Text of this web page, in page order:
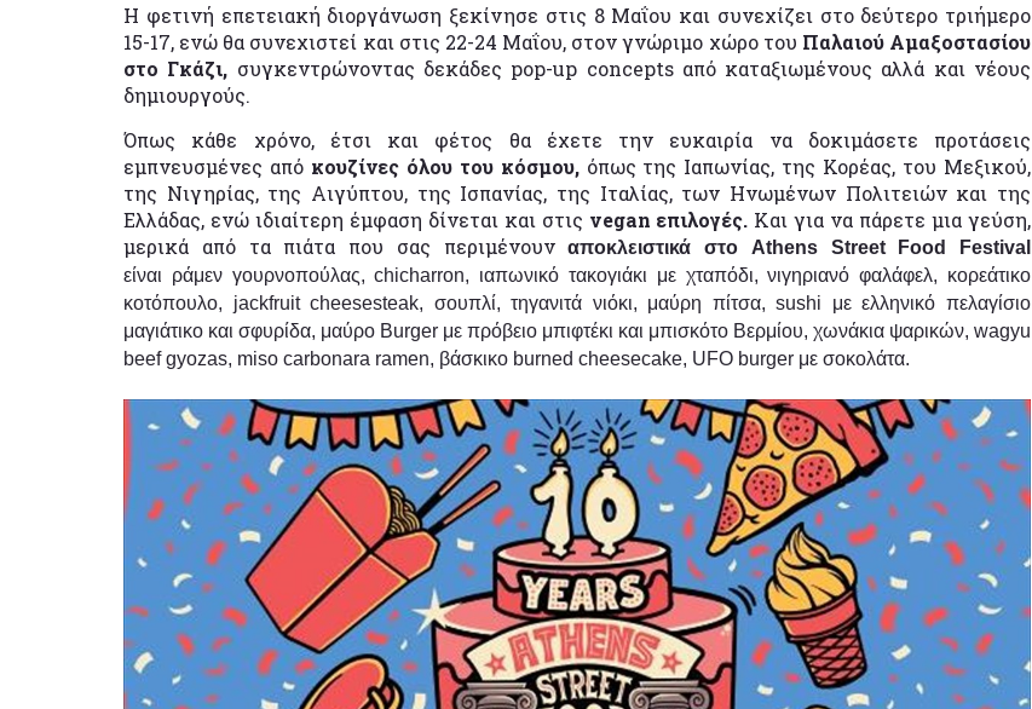
Η φετινή επετειακή διοργάνωση ξεκίνησε στις 8 Μαΐου και συνεχίζει στο δεύτερο τριήμερο
15-17, ενώ θα συνεχιστεί και στις 22-24 Μαΐου, στον γνώριμο χώρο του Παλαιού Αμαξοστασίου
στο Γκάζι, συγκεντρώνοντας δεκάδες pop-up concepts από καταξιωμένους αλλά και νέους
δημιουργούς.
Όπως κάθε χρόνο, έτσι και φέτος θα έχετε την ευκαιρία να δοκιμάσετε προτάσεις
εμπνευσμένες από κουζίνες όλου του κόσμου,όπως της Ιαπωνίας, της Κορέας, του Μεξικού,
της Νιγηρίας, της Αιγύπτου, της Ισπανίας, της Ιταλίας, των Ηνωμένων Πολιτειών και της
Ελλάδας, ενώ ιδιαίτερη έμφαση δίνεται και στις vegan επιλογές. Και για να πάρετε μια γεύση,
μερικά από τα πιάτα που σας περιμένουναποκλειστικά στο Athens Street Food Festival
είναι ράμεν γουρνοπούλας, chicharron, ιαπωνικό τακογιάκι με χταπόδι, νιγηριανό φαλάφελ, κορεάτικο
κοτόπουλο, jackfruit cheesesteak, σουπλί, τηγανιτά νιόκι, μαύρη πίτσα, sushi με ελληνικό πελαγίσιο
μαγιάτικο και σφυρίδα, μαύρο Burger με πρόβειο μπιφτέκι και μπισκότο Βερμίου, χωνάκια ψαρικών, wagyu
beef gyozas, miso carbonara ramen, βάσκικο burned cheesecake, UFO burger με σοκολάτα.